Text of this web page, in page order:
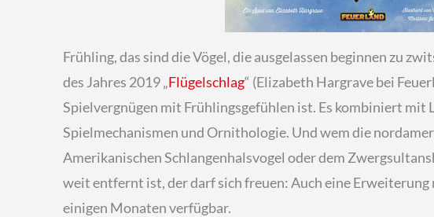
Frühling, das sind die Vögel, die ausgelassen beginnen zu
des Jahres 2019 „Flügelschlag“ (Elizabeth Hargrave bei
Spielvergnügen mit Frühlingsgefühlen ist. Es kombiniert mit
Spielmechanismen und Ornithologie. Und wem die
Amerikanischen Schlangenhalsvogel oder dem
weit entfernt ist, der darf sich freuen: Auch eine
einigen Monaten verfügbar.